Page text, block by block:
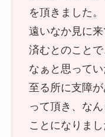
を頂きました。
遠いなか見に
済むとのこと
なぁと思って
至る所に支障
って頂き、な
ことになりまし